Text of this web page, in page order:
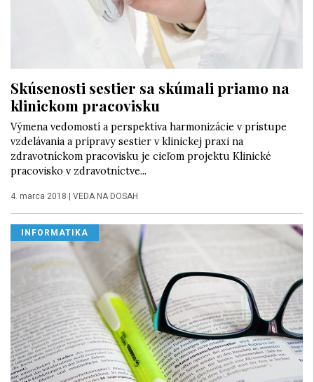
Skúsenosti sestier sa skúmali priamo na
klinickom pracovisku
Výmena vedomostí a perspektíva harmonizácie v prístupe
vzdelávania a prípravy sestier v klinickej praxi na
zdravotníckom pracovisku je cieľom projektu Klinické
pracovisko v zdravotníctve...
4. marca 2018 VEDA NA DOSAH
INFORMATIKA